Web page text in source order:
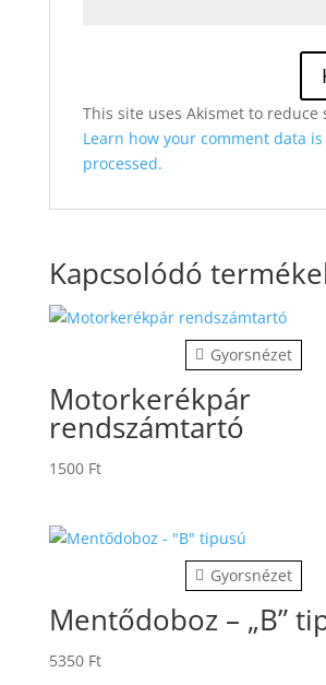
This site uses Akismet to reduce
Learn how your comment data is
processed.
Kapcsolódó
Gyorsnézet
Motorkerékpár
rendszámtartó
1500 Ft
Gyorsnézet
Mentődoboz – „B”
5350 Ft